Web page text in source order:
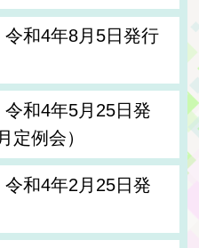
和4年8月5日発行
和4年5月25日発
定例会）
和4年2月25日発